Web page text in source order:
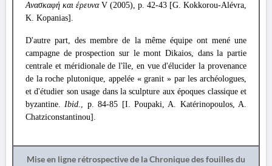
Ανασκαφή και έρευναV (2005), p. 42-43 [G. Kokkorou-Alévra,
K. Kopanias].
D'autre part, des membre de la même équipe ont mené une
campagne de prospection sur le mont Dikaios, dans la partie
centrale et méridionale de l'île, en vue d'élucider la provenance
de la roche plutonique, appelée « granit » par les archéologues,
et d'étudier son usage dans la sculpture aux époques classique et
byzantine.Ibid., p. 84-85 [I. Poupaki, A. Katérinopoulos, A.
Chatziconstantinou].
Mise en ligne rétrospective de la Chronique des fouilles du